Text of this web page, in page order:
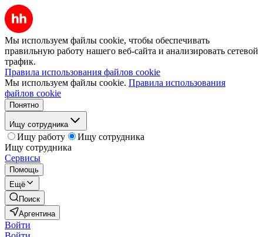
Мы используем файлы cookie, чтобы обеспечивать
правильную работу нашего веб-сайта и анализировать сетевой
трафик.
Правила использования файлов cookie
Мы используем файлы cookie. Правила использования
файлов cookie
Понятно
Ищу сотрудника
Ищу работу
Ищу сотрудника
Ищу сотрудника
Сервисы
Помощь
Ещё
Поиск
Аргентина
Войти